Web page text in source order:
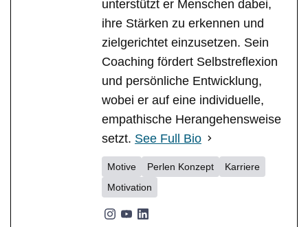
unterstützt er Menschen dabei,
ihre Stärken zu erkennen und
zielgerichtet einzusetzen. Sein
Coaching fördert Selbstreflexion
und persönliche Entwicklung,
wobei er auf eine individuelle,
empathische Herangehensweise
setzt. See Full Bio
Motive Perlen Konzept
Karriere
Motivation